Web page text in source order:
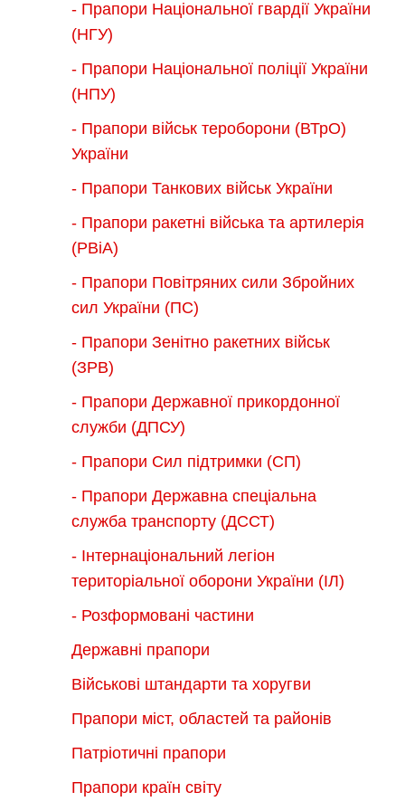
- Прапори Національної гвардії України
(НГУ)
- Прапори Національної поліції України
(НПУ)
- Прапори військ тероборони (ВТрО)
України
- Прапори Танкових військ України
- Прапори ракетні війська та артилерія
(РВіА)
- Прапори Повітряних сили Збройних
сил України (ПС)
- Прапори Зенітно ракетних військ
(ЗРВ)
- Прапори Державної прикордонної
служби (ДПСУ)
- Прапори Сил підтримки (СП)
- Прапори Державна спеціальна
служба транспорту (ДССТ)
- Інтернаціональний легіон
територіальної оборони України (ІЛ)
- Розформовані частини
Державні прапори
Військові штандарти та хоругви
Прапори міст, областей та районів
Патріотичні прапори
Прапори країн світу